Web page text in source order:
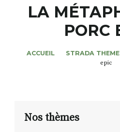
MAGAZINES
NOS THÈMES
ROSÉE DE MAI
LA
PORC
ACCUEIL STRADA
epic
Nos thèmes